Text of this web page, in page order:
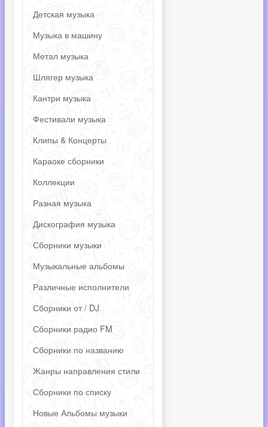
Детская музыка
Музыка в машину
Метал музыка
Шлягер музыка
Кантри музыка
Фестивали музыка
Клипы & Концерты
Караоке сборники
Коллекции
Разная музыка
Дискография музыка
Сборники музыки
Музыкальные альбомы
Различные исполнители
Сборники от / DJ
Сборники радио FM
Сборники по названию
Жанры направления стили
Сборники по списку
Новые Альбомы музыки